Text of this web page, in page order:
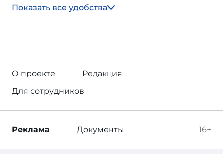
Показать все удобства
О проекте
Редакция
Для сотрудников
16+
Реклама Документы